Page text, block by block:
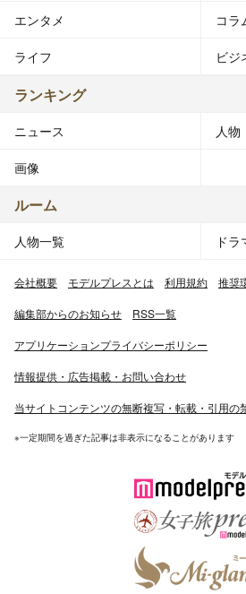
エンタメ コラ
ライフ ビジ
ランキング
ニュース 人物
画像
ルーム
人物一覧 ド
会社概要 モデルプレスとは 利用規約 推奨
編集部からのお知らせ RSS一覧
アプリケーションプライバシーポリシー
情報提供・広告掲載・お問い合わせ
当サイトコンテンツの無断複写・転載・引用の
※一定期間を過ぎた記事は非表示になることがあります